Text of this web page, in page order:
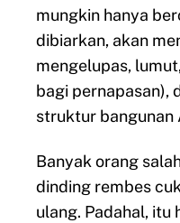
mungkin hanya
dibiarkan, akan
mengelupas,
bagi pernapasan),
struktur bangunan
Banyak orang
dinding rembes
ulang. Padahal, itu